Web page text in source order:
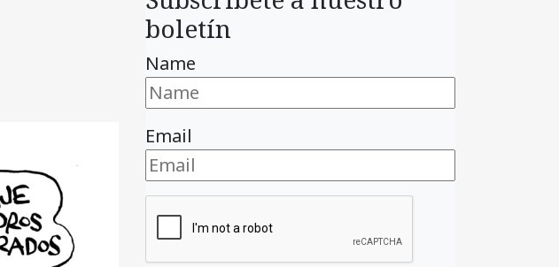
boletín
Name
Email